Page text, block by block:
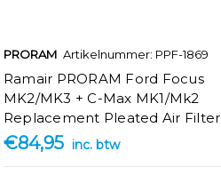
PRORAM Artikelnummer: PPF-1869
Ramair PRORAM Ford Focus
MK2/MK3 + C-Max MK1/Mk2
Replacement Pleated Air Filter
€84,95 inc. btw